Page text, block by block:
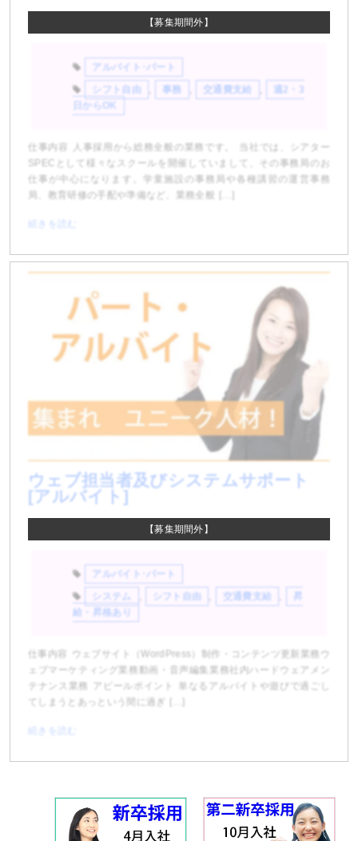
【募集期間外】
アルバイト･パート
シフト自由
事務 交通費支給
週2・3
日からOK
仕事内容 人事採用から総務全般の業務です。 当社では、シアター
SPECとして様々なスクールを開催していまして、その事務局のお
仕事が中心になります。学童施設の事務局や各種講習の運営事務
局、教育研修の手配や準備など、業務全般 […]
ウェブ担当者及びシステムサポート
[アルバイト]
【募集期間外】
アルバイト･パート
システム
シフト自由 交通費支給
昇
給・昇格あり
仕事内容 ウェブサイト（WordPress）制作・コンテンツ更新業務ウ
ェブマーケティング業務動画・音声編集業務社内ハードウェアメン
テナンス業務 アピールポイント 単なるアルバイトや遊びで過ごし
てしまうとあっという間に過ぎ […]